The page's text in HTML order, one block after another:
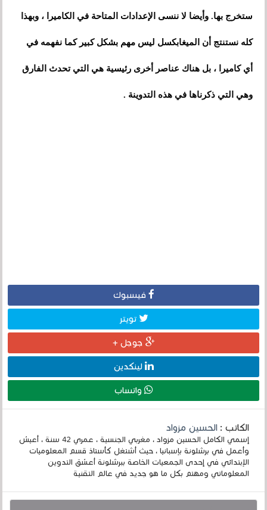
ستخرج بها. وأيضا لا ننسى الإعدادات المتاحة في الكاميرا ، وبهذا
كله نستنتج أن الميغابكسل ليس مهم بشكل كبير كما نفهمه في
أي كاميرا ، بل هناك عناصر أخرى رئيسية هي التي تحدث الفارق
وهي التي ذكرناها في هذه التدوينة .
فيسبوك
تويتر
جوجل +
لينكدين
واتساب
الكاتب :الحسين مزواد
إسمي الكامل الحسين مزواد ، مغربي الجنسية ، عمري 42 سنة ، أعيش
وأعمل في برشلونة بإسبانيا ، حيث أشتغل كأستاذ قسم المعلوميات
الإبتدائي في إحدى الجمعيات الخاصة ببرشلونة أعشق التدوين
المعلوماتي ومهتم بكل ما هو جديد في عالم التقنية